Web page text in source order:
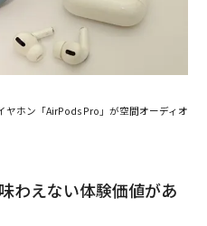
ホン「AirPods Pro」が空間オーディオ
わえない体験価値があ